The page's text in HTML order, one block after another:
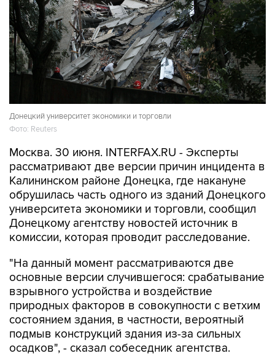
Донецкий университет экономики и торговли
Фото: Reuters
Москва. 30 июня. INTERFAX.RU - Эксперты
рассматривают две версии причин инцидента в
Калининском районе Донецка, где накануне
обрушилась часть одного из зданий Донецкого
университета экономики и торговли, сообщил
Донецкому агентству новостей источник в
комиссии, которая проводит расследование.
"На данный момент рассматриваются две
основные версии случившегося: срабатывание
взрывного устройства и воздействие
природных факторов в совокупности с ветхим
состоянием здания, в частности, вероятный
подмыв конструкций здания из-за сильных
осадков", - сказал собеседник агентства.